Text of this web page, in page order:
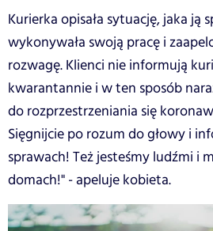
Kurierka opisała sytuację, jaka ją
wykonywała swoją pracę i
rozwagę. Klienci nie informują
kwarantannie i w ten sposób
do rozprzestrzeniania się
Sięgnijcie po rozum do głowy i
sprawach! Też jesteśmy ludźmi i
domach!" - apeluje kobieta.